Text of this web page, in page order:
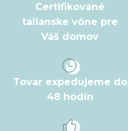
Certifikované
talianske vône pre
Váš domov
Tovar expedujeme do
48 hodín